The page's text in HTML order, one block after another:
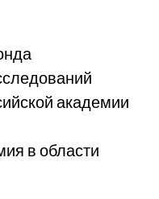
академии
в области